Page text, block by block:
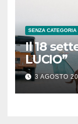
SENZA CATEGORIA
Il 18
LUCIO”
3 AGOSTO